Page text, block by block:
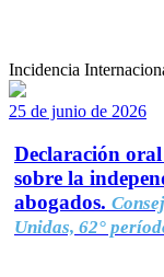
Incidencia
25 de junio de 2026
Declaración
sobre la
abogados.
Unidas, 62°